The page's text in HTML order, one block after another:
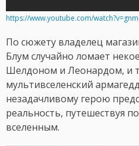
https://www.youtube.com/
По сюжету владелец
Блум случайно ломает
Шелдоном и Леонардом, и
мультивселенский
незадачливому герою
реальность, путешествуя
вселенным.